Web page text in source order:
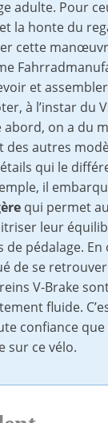
adulte. Pour
la honte du
cette
et
à l’instar du
abord, on a du
autres
qui le
il
qui permet
leur
de pédalage. En
de se
V-Brake
fluide.
confiance que
sur ce vélo.